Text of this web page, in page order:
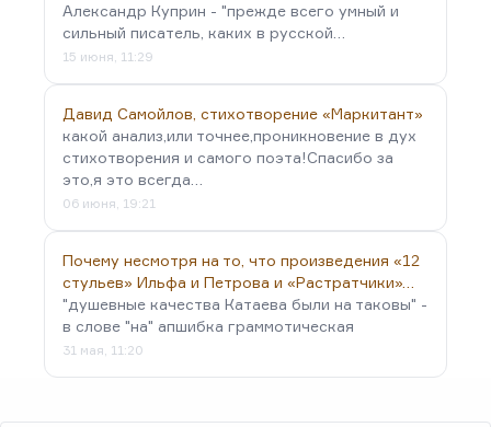
Александр Куприн - "прежде всего умный и
сильный писатель, каких в русской…
15 июня, 11:29
Давид Самойлов, стихотворение «Маркитант»
какой анализ,или точнее,проникновение в дух
стихотворения и самого поэта!Спасибо за
это,я это всегда…
06 июня, 19:21
Почему несмотря на то, что произведения «12
стульев» Ильфа и Петрова и «Растратчики»…
"душевные качества Катаева были на таковы" -
в слове "на" апшибка граммотическая
31 мая, 11:20